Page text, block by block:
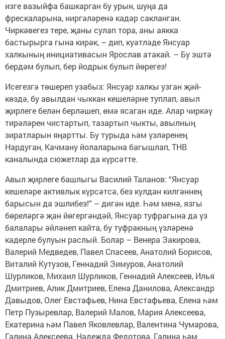
изге вазыйфа башкарган бу урын, шуңа да
фрескаларына, ниргәләренә кадәр сакланган.
Чиркәвегез тере, җаны сулап тора, аны аякка
бастырырга гына кирәк, – дип, куәтләде Янсуар
халкының инициативасын Ярослав атакай. – Бу эштә
бердәм булып, бер йодрык булып йөрегез!
Исегезгә төшереп узабыз: Янсуар халкы узган җәй-
көздә, бу авылдан чыккан кешеләрне туплап, авыл
җирлеге белән берләшеп, өмә ясаган иде. Алар чиркәү
тирәләрен чистартып, тазартып чыкты, авылның
зиратларын яңартты. Бу турыда һәм үзләренең
Нардуган, Качману йолаларына багышлап, ТНВ
каналында сюжетлар да күрсәтте.
Авыл җирлеге башлыгы Василий Таланов: “Янсуар
кешеләре активлык күрсәтсә, без кулдан килгәннең
барысын да эшлибез!” – дигән иде. Һәм менә, язгы
бөреләргә җан йөгергәндәй, Янсуар туфрагына да үз
балалары әйләнеп кайта, бу туфракның үзләренә
кадерле булуын раслый. Болар – Венера Закирова,
Валерий Медведев, Павел Спасеев, Анатолий Борисов,
Виталий Кутузов, Геннадий Зимуров, Анатолий
Шурликов, Михаил Шурликов, Геннадий Алексеев, Илья
Дмитриев, Алик Дмитриев, Елена Данилова, Александр
Давыдов, Олег Евстафьев, Нина Евстафьева, Елена һәм
Петр Пузыревлар, Валерий Малов, Мария Алексеева,
Екатерина һәм Павел Яковлевлар, Валентина Чумарова,
Галина Алексеева, Надежда Федотова, Галина һәм